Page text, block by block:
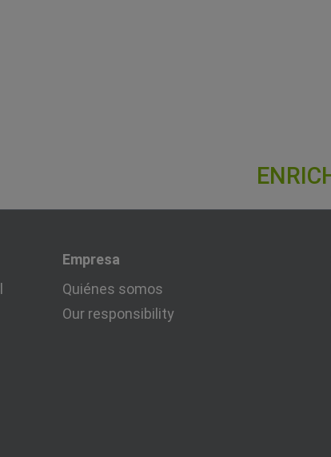
Empresa
Quiénes somos
Our responsibility